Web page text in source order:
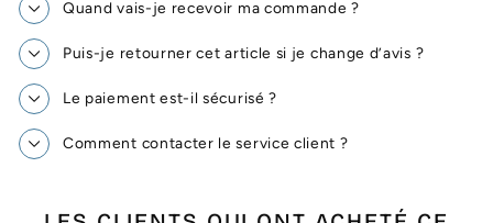
Quand vais-je recevoir ma commande ?
Puis-je retourner cet article si je change d’avis ?
Le paiement est-il sécurisé ?
Comment contacter le service client ?